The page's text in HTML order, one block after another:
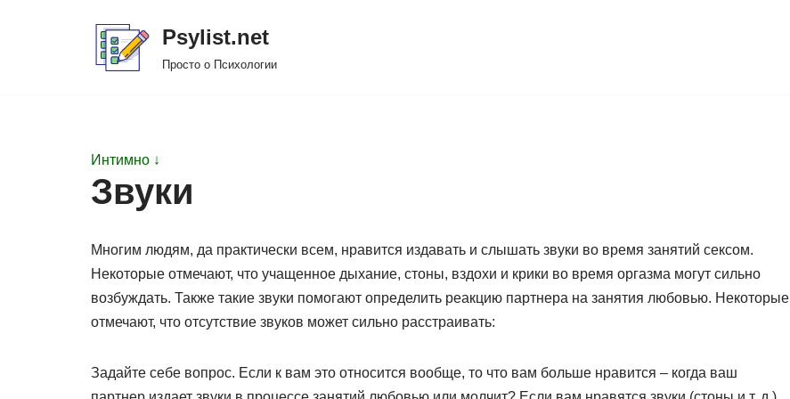
Psylist.net
Просто о Психологии
Интимно ↓
Звуки
Многим людям, да практически всем, нравится издавать и слышать звуки во время занятий сексом.
Некоторые отмечают, что учащенное дыхание, стоны, вздохи и крики во время оргазма могут сильно
возбуждать. Также такие звуки помогают определить реакцию партнера на занятия любовью. Некоторые
отмечают, что отсутствие звуков может сильно расстраивать:
Задайте себе вопрос. Если к вам это относится вообще, то что вам больше нравится – когда ваш